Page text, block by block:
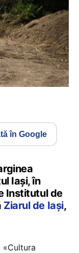
în Google
Iași, în
Institutul de
Ziarul de Iași,
«Cultura